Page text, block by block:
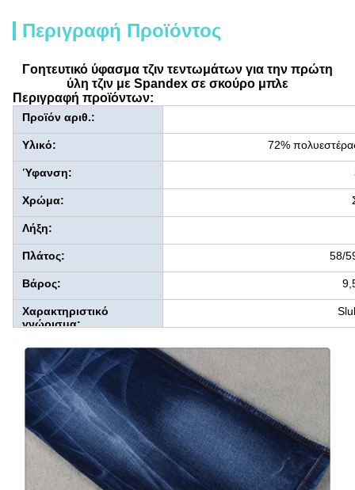
Περιγραφή Προϊόντος
Γοητευτικό ύφασμα τζιν τεντωμάτων για την πρώτη
ύλη τζιν με Spandex σε σκούρο μπλε
Περιγραφή προϊόντων:
Προϊόν αριθ.:
Υλικό: 72%
Ύφανση:
Χρώμα:
Λήξη:
Πλάτος: 58/
Βάρος:
Χαρακτηριστικό
γνώρισμα: